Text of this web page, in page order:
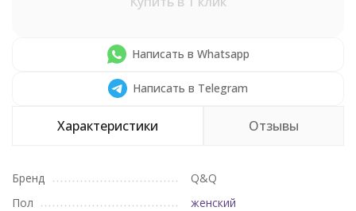
Написать в Whatsapp
Написать в Telegram
Характеристики Отзывы
Бренд
Q&Q
Пол
женский